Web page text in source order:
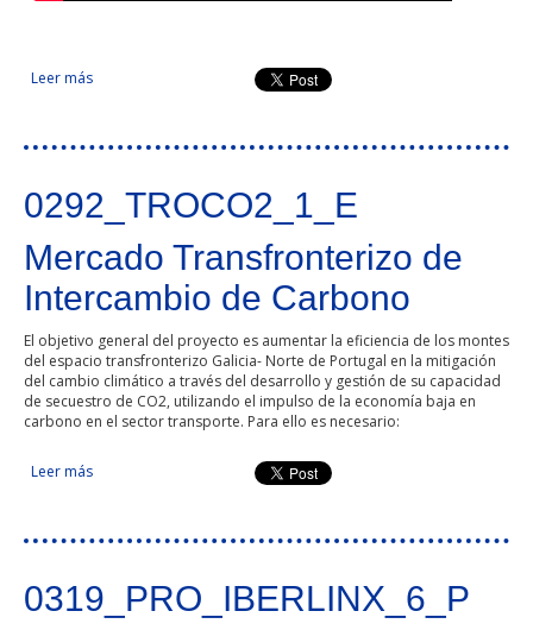
Leer más sobre Mejora del entorno urbano y reducción de la
contaminación atmosférica a través de soluciones de
0292_TROCO2_1_E
Mercado Transfronterizo de
Intercambio de Carbono
El objetivo general del proyecto es aumentar la eficiencia de los montes
del espacio transfronterizo Galicia- Norte de Portugal en la mitigación
del cambio climático a través del desarrollo y gestión de su capacidad
de secuestro de CO2, utilizando el impulso de la economía baja en
carbono en el sector transporte. Para ello es necesario:
Leer más sobre Mercado Transfronterizo de Intercambio de Carbono
0319_PRO_IBERLINX_6_P